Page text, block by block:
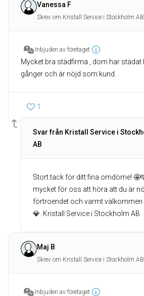
Vanessa F
Skrev om Kristall Service i Stockholm AB
Inbjuden av företaget
Mycket bra städfirma , dom har städat
gånger och är nöjd som kund.
1
Svar från Kristall Service i
AB
Stort tack för ditt fina omdöme!
mycket för oss att höra att du är
förtroendet och varmt välkommen
💎. Kristall Service i Stockholm AB
Maj B
Skrev om Kristall Service i Stockholm AB
Inbjuden av företaget